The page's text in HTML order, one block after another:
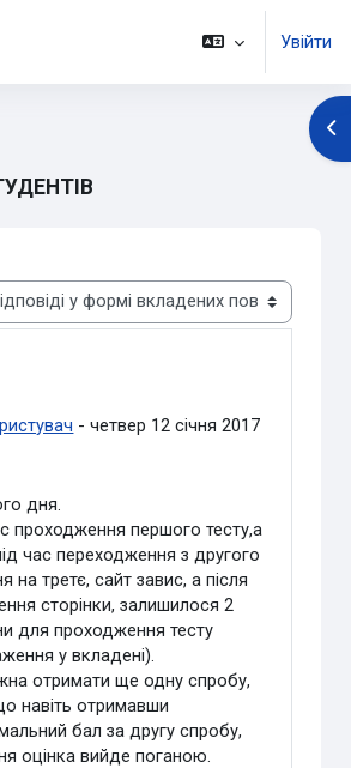
Увійти
-четвер 12 січня 2017
5
дня.
проходження першого тесту,а
час переходження з другого
на третє, сайт завис, а після
сторінки, залишилося 2
для проходження тесту
у вкладені).
отримати ще одну спробу,
навіть отримавши
бал за другу спробу,
оцінка вийде поганою.